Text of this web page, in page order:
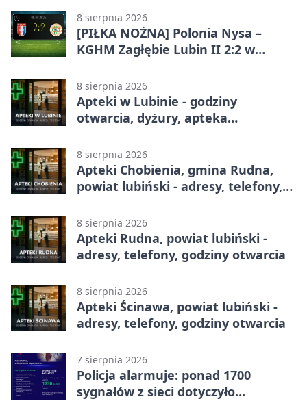
8 sierpnia 2026
[PIŁKA NOŻNA] Polonia Nysa –
KGHM Zagłębie Lubin II 2:2 w
8 sierpnia 2026
Apteki w Lubinie - godziny
otwarcia, dyżury, apteka
8 sierpnia 2026
Apteki Chobienia, gmina Rudna,
powiat lubiński - adresy, telefony,
8 sierpnia 2026
Apteki Rudna, powiat lubiński -
adresy, telefony, godziny otwarcia
8 sierpnia 2026
Apteki Ścinawa, powiat lubiński -
adresy, telefony, godziny otwarcia
7 sierpnia 2026
Policja alarmuje: ponad 1700
sygnałów z sieci dotyczyło